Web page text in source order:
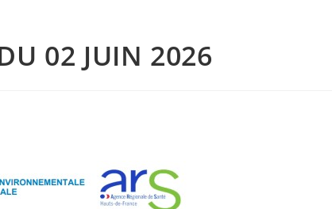
02 JUIN 2026